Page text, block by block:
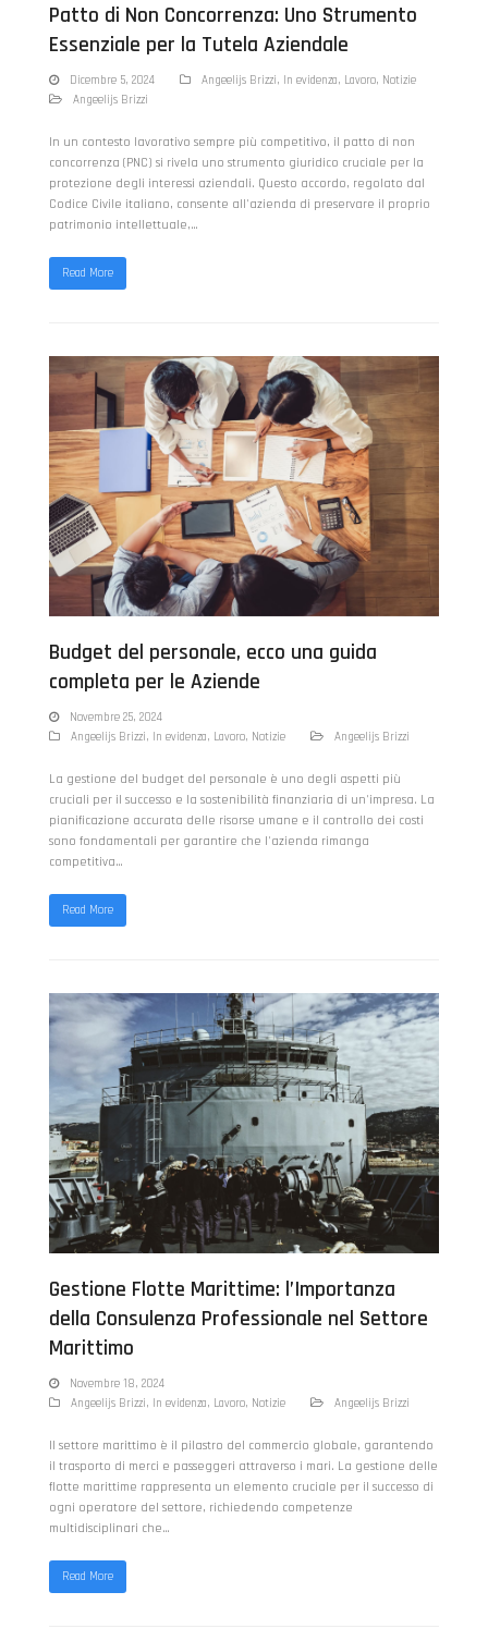
Patto di Non Concorrenza: Uno Strumento
Essenziale per la Tutela Aziendale
Dicembre 5, 2024 Angeelijs Brizzi, In evidenza, Lavoro, Notizie
Angeelijs Brizzi
In un contesto lavorativo sempre più competitivo, il patto di non
concorrenza (PNC) si rivela uno strumento giuridico cruciale per la
protezione degli interessi aziendali. Questo accordo, regolato dal
Codice Civile italiano, consente all'azienda di preservare il proprio
patrimonio intellettuale,…
Read More
Budget del personale, ecco una guida
completa per le Aziende
Novembre 25, 2024
Angeelijs Brizzi, In evidenza, Lavoro, Notizie Angeelijs Brizzi
La gestione del budget del personale è uno degli aspetti più
cruciali per il successo e la sostenibilità finanziaria di un'impresa. La
pianificazione accurata delle risorse umane e il controllo dei costi
sono fondamentali per garantire che l'azienda rimanga
competitiva…
Read More
Gestione Flotte Marittime: l’Importanza
della Consulenza Professionale nel Settore
Marittimo
Novembre 18, 2024
Angeelijs Brizzi, In evidenza, Lavoro, Notizie Angeelijs Brizzi
Il settore marittimo è il pilastro del commercio globale, garantendo
il trasporto di merci e passeggeri attraverso i mari. La gestione delle
flotte marittime rappresenta un elemento cruciale per il successo di
ogni operatore del settore, richiedendo competenze
multidisciplinari che…
Read More